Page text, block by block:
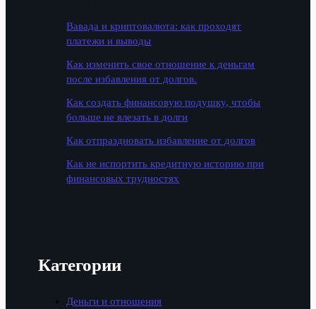
Вавада и криптовалюта: как проходят
платежи и выводы
Как изменить свое отношение к деньгам
после избавления от долгов.
Как создать финансовую подушку, чтобы
больше не влезать в долги
Как отпраздновать избавление от долгов
Как не испортить кредитную историю при
финансовых трудностях
Категории
Деньги и отношения